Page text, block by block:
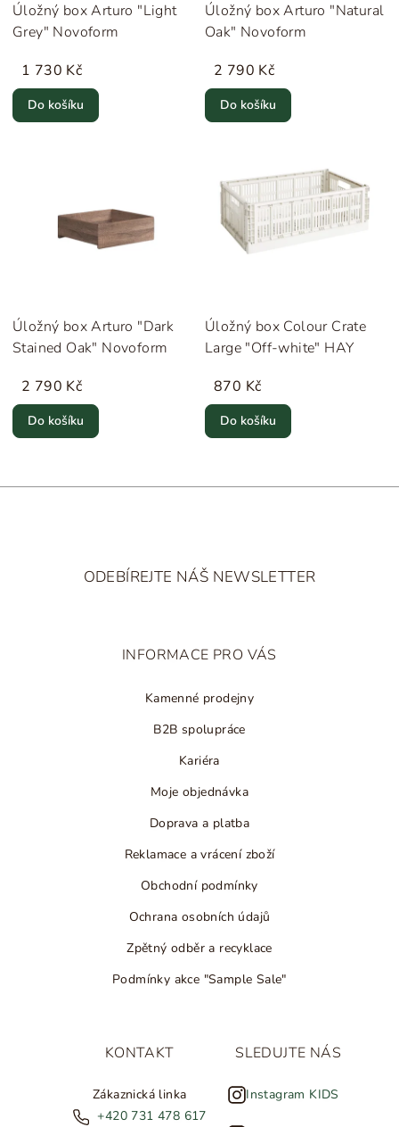
Úložný box Arturo "Light
Grey" Novoform
1 730 Kč
Do košíku
Úložný box Arturo "Natural
Oak" Novoform
2 790 Kč
Do košíku
Úložný box Arturo "Dark
Stained Oak" Novoform
2 790 Kč
Do košíku
Úložný box Colour Crate
Large "Off-white" HAY
870 Kč
Do košíku
ODEBÍREJTE NÁŠ NEWSLETTER
INFORMACE PRO VÁS
Kamenné prodejny
B2B spolupráce
Kariéra
Moje objednávka
Doprava a platba
Reklamace a vrácení zboží
Obchodní podmínky
Ochrana osobních údajů
Zpětný odběr a recyklace
Podmínky akce "Sample Sale"
KONTAKT
Zákaznická linka
+420 731 478 617
SLEDUJTE NÁS
Instagram KIDS